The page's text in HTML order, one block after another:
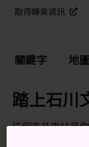
取得轉乘資訊
關鍵字 地圖
踏上石川
這個非凡車站是